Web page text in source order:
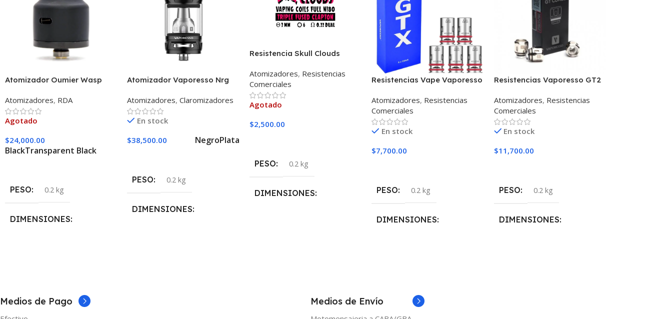
Atomizador Oumier Wasp
Atomizadores, RDA
Agotado
$24,000.00
BlackTransparent Black
PESO 0.2 kg
DIMENSIONES
Black, Transparent Black
Atomizador Vaporesso Nrg
Atomizadores, Claromizadores
En stock
$38,500.00 NegroPlata
PESO 0.2 kg
DIMENSIONES
Resistencia Skull Clouds
Atomizadores, Resistencias
Comerciales
Agotado
$2,500.00
PESO 0.2 kg
DIMENSIONES
Resistencias Vape Vaporesso
Atomizadores, Resistencias
Comerciales
En stock
$7,700.00
PESO 0.2 kg
DIMENSIONES
0.15 MESH,0.2 MESH
0.4 MESH
Resistencias Vaporesso GT2
Atomizadores, Resistencias
Comerciales
En stock
$11,700.00
PESO 0.2 kg
DIMENSIONES
Medios de Pago Medios de Envío